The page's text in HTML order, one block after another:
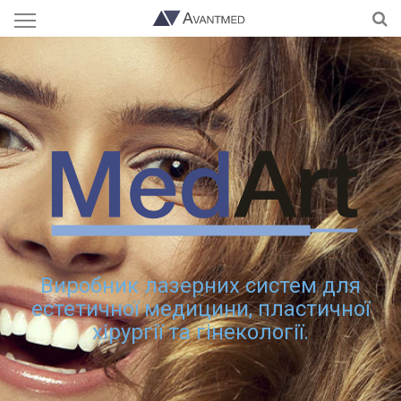
Виробник лазерних систем для
естетичної медицини, пластичної
хірургії та гінекології.